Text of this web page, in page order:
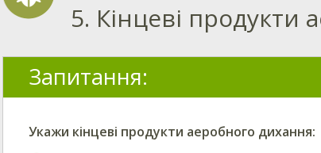
5. Кінцеві продукти
Запитання:
Укажи кінцеві продукти аеробного дихання: